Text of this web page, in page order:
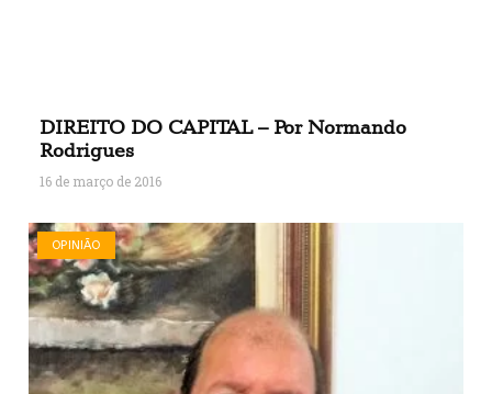
DIREITO DO CAPITAL – Por Normando
Rodrigues
16 de março de 2016
OPINIÃO